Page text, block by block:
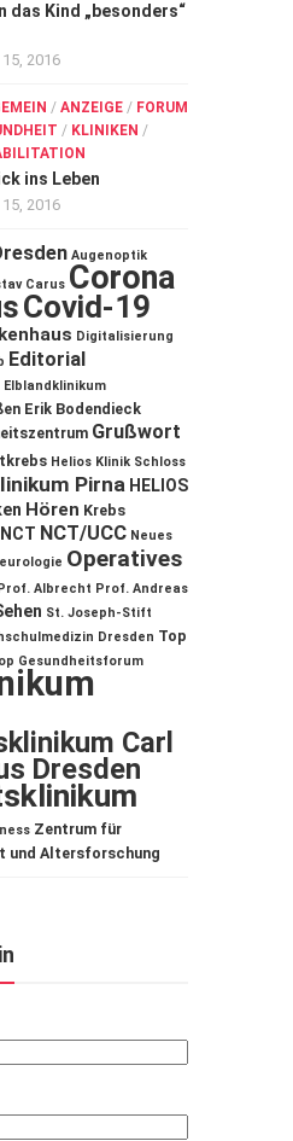
das Kind „besonders“
15, 2016
/ ANZEIGE / FORUM
/ KLINIKEN /
ins Leben
15, 2016
Augenoptik
Carus Corona
Covid-19
Digitalisierung
Editorial
Elblandklinikum
Erik Bodendieck
Grußwort
Helios Klinik Schloss
Pirna HELIOS
Hören Krebs
NCT NCT/UCC Neues
Operatives
Albrecht Prof. Andreas
St. Joseph-Stift
Dresden Top
Gesundheitsforum
Carl
Dresden
Zentrum für
und Altersforschung